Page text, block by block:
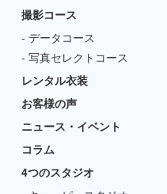
撮影コース
データコース
写真セレクトコース
レンタル衣装
お客様の声
ニュース・イベント
コラム
4つのスタジオ